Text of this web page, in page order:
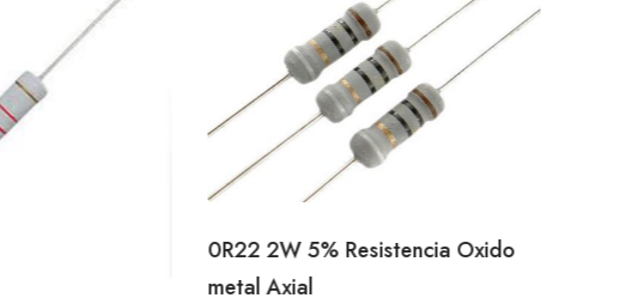
0R22 2W 5% Resistencia Oxido
metal Axial